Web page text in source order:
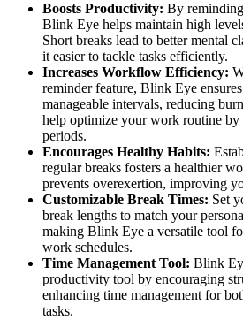
Boosts Productivity: By
Blink Eye helps maintain high
Short breaks lead to better mental
it easier to tackle tasks efficiently.
Increases Workflow Efficiency:
reminder feature, Blink Eye
manageable intervals, reducing
help optimize your work routine by
periods.
Encourages Healthy Habits:
regular breaks fosters a healthier
prevents overexertion, improving
Customizable Break Times: Set
break lengths to match your
making Blink Eye a versatile tool
work schedules.
Time Management Tool: Blink
productivity tool by encouraging
enhancing time management for
tasks.